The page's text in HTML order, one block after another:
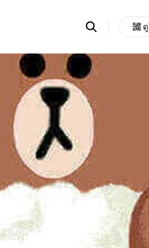
Search
messages
search
area